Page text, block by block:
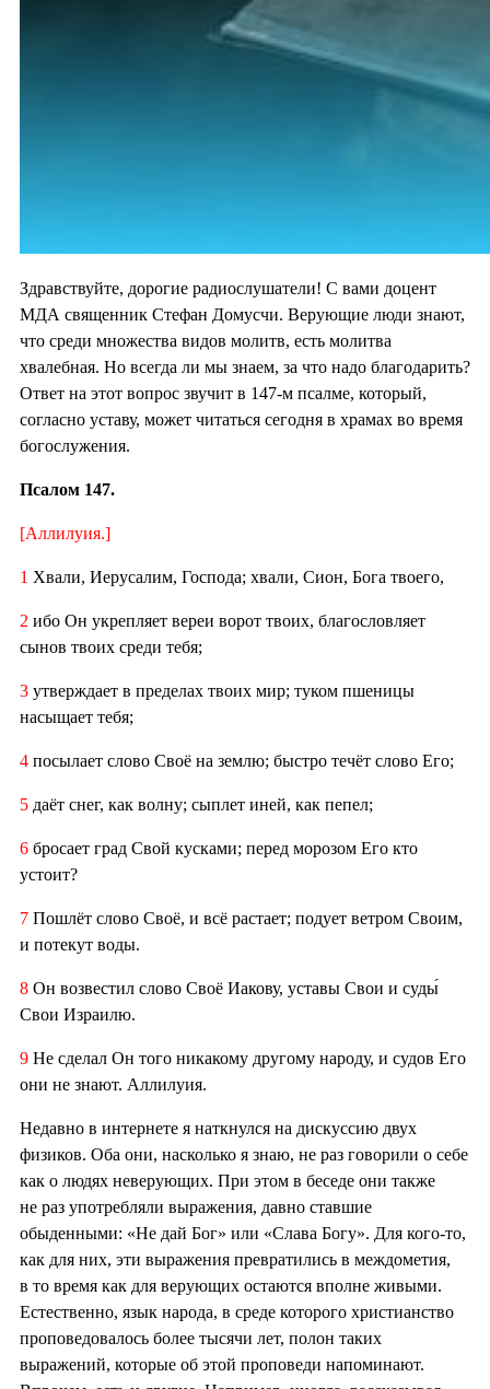
Здравствуйте, дорогие радиослушатели! С вами доцент
МДА священник Стефан Домусчи. Верующие люди знают,
что среди множества видов молитв, есть молитва
хвалебная. Но всегда ли мы знаем, за что надо благодарить?
Ответ на этот вопрос звучит в 147-м псалме, который,
согласно уставу, может читаться сегодня в храмах во время
богослужения.
Псалом 147.
[Аллилуия.]
1 Хвали, Иерусалим, Господа; хвали, Сион, Бога твоего,
2 ибо Он укрепляет вереи ворот твоих, благословляет
сынов твоих среди тебя;
3 утверждает в пределах твоих мир; туком пшеницы
насыщает тебя;
4 посылает слово Своё на землю; быстро течёт слово Его;
5 даёт снег, как волну; сыплет иней, как пепел;
6 бросает град Свой кусками; перед морозом Его кто
устоит?
7 Пошлёт слово Своё, и всё растает; подует ветром Своим,
и потекут воды.
8 Он возвестил слово Своё Иакову, уставы Свои и суды́
Свои Израилю.
9 Не сделал Он того никакому другому народу, и судов Его
они не знают. Аллилуия.
Недавно в интернете я наткнулся на дискуссию двух
физиков. Оба они, насколько я знаю, не раз говорили о себе
как о людях неверующих. При этом в беседе они также
не раз употребляли выражения, давно ставшие
обыденными: «Не дай Бог» или «Слава Богу». Для кого-то,
как для них, эти выражения превратились в междометия,
в то время как для верующих остаются вполне живыми.
Естественно, язык народа, в среде которого христианство
проповедовалось более тысячи лет, полон таких
выражений, которые об этой проповеди напоминают.